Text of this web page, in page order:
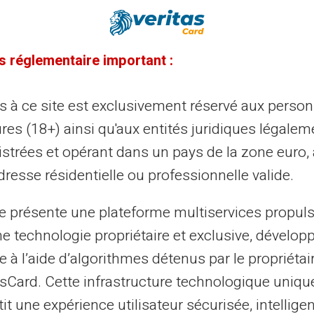
Veritas Carte prépayée
phishing, piratage :
prépayée
un monde de plus en plus numérisé, les utilisateurs de
bancaires sont confrontés à des menaces
comme le skimming, le phis...
14/07/2025 Veritas Carte prépayée
sans contact : la carte
est-elle la meilleure
réglementaire important :
à ce site est exclusivement réservé aux
(18+) ainsi qu'aux entités juridiques
et opérant dans un pays de la zone euro,
résidentielle ou professionnelle valide.
présente une plateforme multiservices
technologie propriétaire et exclusive,
à l’aide d’algorithmes détenus par le
Cette infrastructure technologique
une expérience utilisateur sécurisée,